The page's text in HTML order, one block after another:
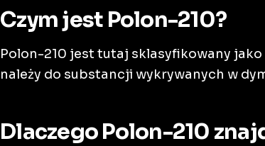
Czym jest Polon-210?
Polon-210 jest tutaj sklasyfikowany
należy do substancji wykrywanych w
Dlaczego Polon-210